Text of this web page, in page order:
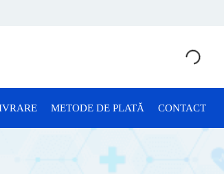
METODE DE PLATĂ CONTACT